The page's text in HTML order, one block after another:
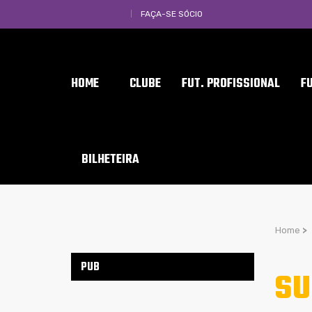
FAÇA-SE SÓCIO
HOME CLUBE FUT. PROFISSIONAL
BILHETEIRA
Home >
PUB